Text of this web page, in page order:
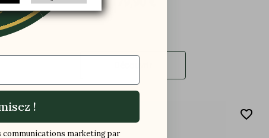
favorite_border
!
communications marketing par